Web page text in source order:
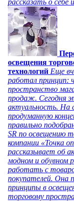
рассказать о себе
освещения
технологий Еще
работал принцип:
пространство
продаж. Сегодня
актуальность. На
продуманную
правильно
SR по освещению
компании «Точка
рассказывает об
модном и обувном
работать с
покупателей. Она
принципы в
торговому